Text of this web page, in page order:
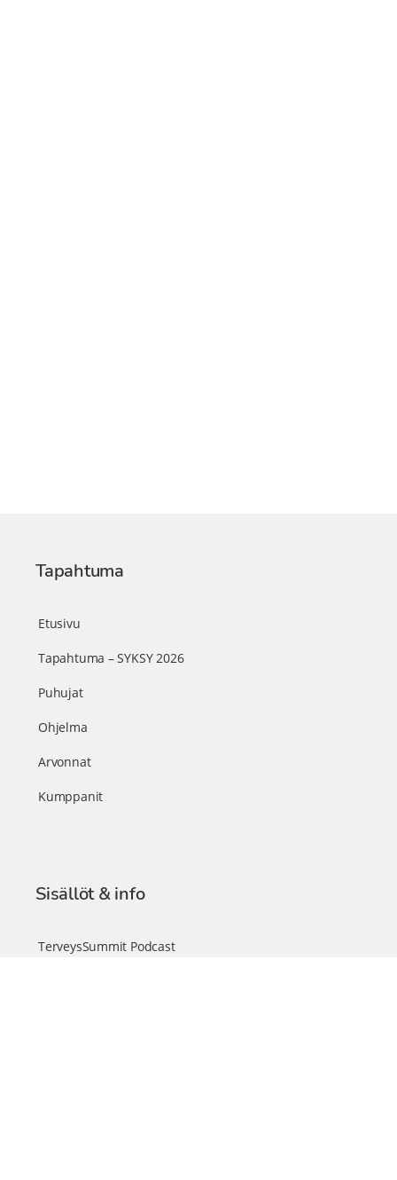
Tapahtuma
Etusivu
Tapahtuma – SYKSY 2026
Puhujat
Ohjelma
Arvonnat
Kumppanit
Sisällöt & info
TerveysSummit Podcast